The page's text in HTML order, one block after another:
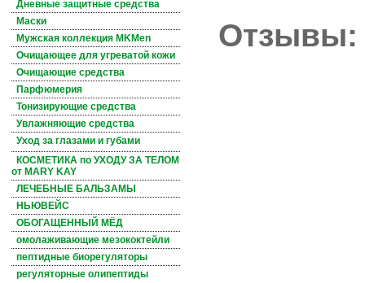
Дневные защитные средства
Маски
Мужская коллекция MKMen
Очищающее для угреватой кожи
Очищающие средства
Парфюмерия
Тонизирующие средства
Увлажняющие средства
Уход за глазами и губами
КОСМЕТИКА по УХОДУ ЗА ТЕЛОМ
от MARY KAY
ЛЕЧЕБНЫЕ БАЛЬЗАМЫ
НЬЮВЕЙС
ОБОГАЩЕННЫЙ МЁД
омолаживающие мезококтейли
пептидные биорегуляторы
регуляторные олипептиды
Отзывы: